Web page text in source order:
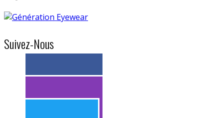
Suivez-Nous
> 11k abonnés
> 11k abonnés